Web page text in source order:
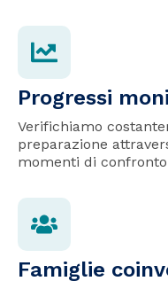
Progressi
Verifichiamo
preparazione
momenti di confronto
Famiglie